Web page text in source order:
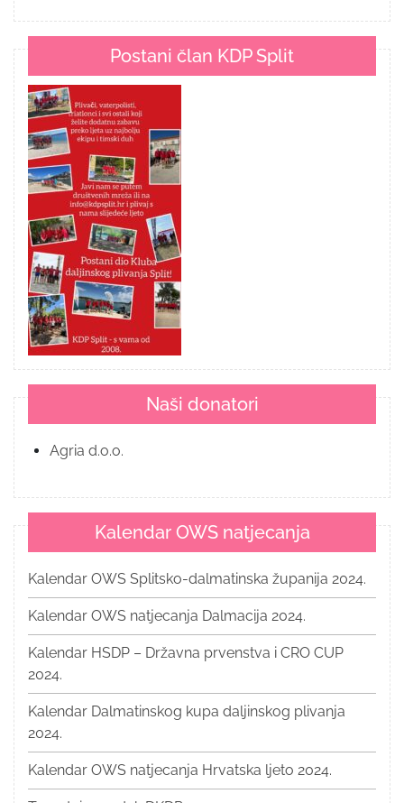
Postani član KDP Split
Naši donatori
Agria d.o.o.
Kalendar OWS natjecanja
Kalendar OWS Splitsko-dalmatinska županija 2024.
Kalendar OWS natjecanja Dalmacija 2024.
Kalendar HSDP – Državna prvenstva i CRO CUP
2024.
Kalendar Dalmatinskog kupa daljinskog plivanja
2024.
Kalendar OWS natjecanja Hrvatska ljeto 2024.